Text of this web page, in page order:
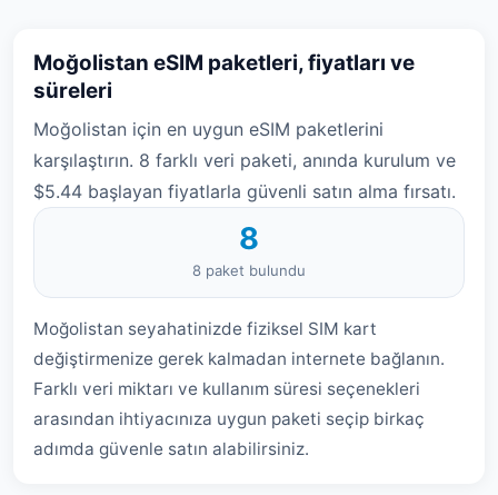
Moğolistan eSIM paketleri, fiyatları ve
süreleri
Moğolistan için en uygun eSIM paketlerini
karşılaştırın. 8 farklı veri paketi, anında kurulum ve
$5.44 başlayan fiyatlarla güvenli satın alma fırsatı.
8
8 paket bulundu
Moğolistan seyahatinizde fiziksel SIM kart
değiştirmenize gerek kalmadan internete bağlanın.
Farklı veri miktarı ve kullanım süresi seçenekleri
arasından ihtiyacınıza uygun paketi seçip birkaç
adımda güvenle satın alabilirsiniz.